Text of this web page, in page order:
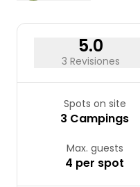
5.0
3 Revisiones
Spots on site
3 Campings
Max. guests
4 per spot